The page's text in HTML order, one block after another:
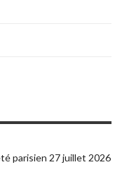
parisien 27 juillet 2026